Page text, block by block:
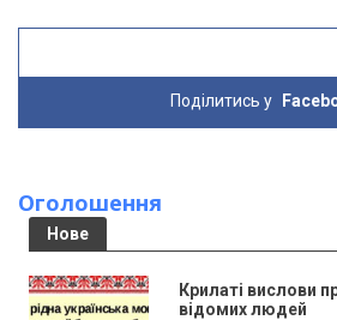
Поділитись у
Оголошення
Нове
Крилаті вислови
відомих людей